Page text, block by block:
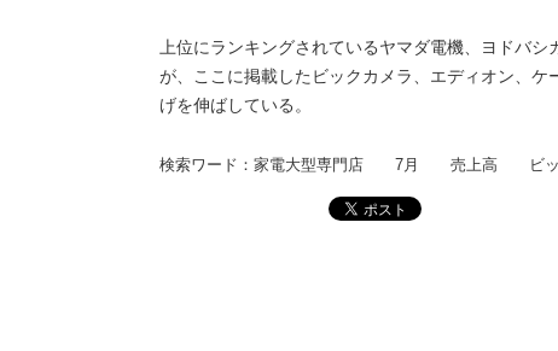
上位にランキングされているヤマダ電機、ヨドバ
が、ここに掲載したビックカメラ、エディオン、
げを伸ばしている。
検索ワード：家電大型専門店 7月 売上高 ビッ